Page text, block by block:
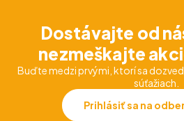
Dostávajte od
nezmeškajte
Buďte medzi prvými, ktorí sa
súťažiach.
Prihlásiť sa na